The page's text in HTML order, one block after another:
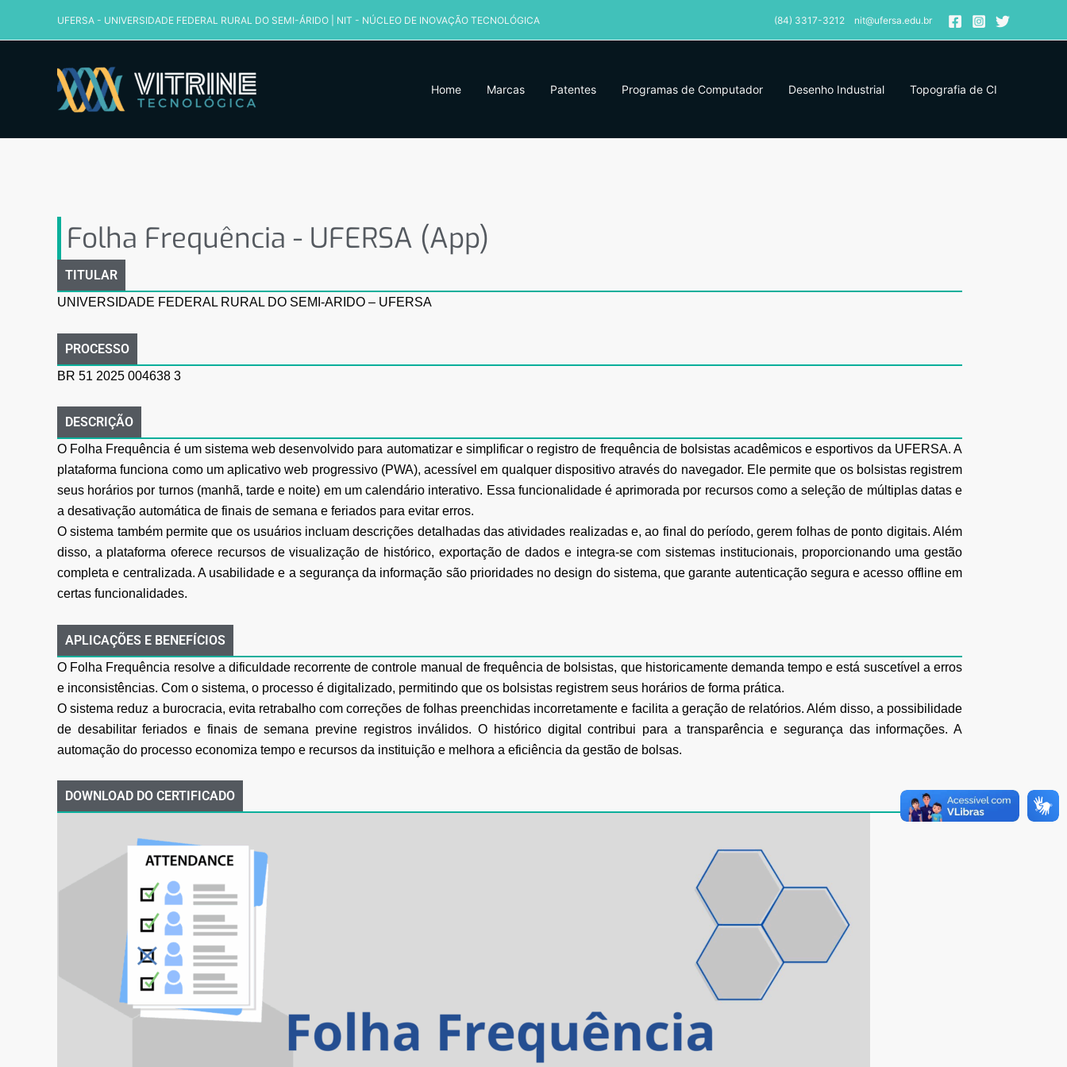
UFERSA - UNIVERSIDADE FEDERAL RURAL DO SEMI-ÁRIDO NIT - NÚCLEO DE INOVAÇÃO TECNOLÓGICA (84) 3317-3212 nit@ufersa.edu.br
Home Marcas Patentes Programas de Computador Desenho Industrial Topografia de CI
Folha Frequência - UFERSA (App)
TITULAR
UNIVERSIDADE FEDERAL RURAL DO SEMI-ARIDO – UFERSA
PROCESSO
BR 51 2025 004638 3
DESCRIÇÃO
O Folha Frequência é um sistema web desenvolvido para automatizar e simplificar o registro de frequência de bolsistas acadêmicos e esportivos da UFERSA. A
plataforma funciona como um aplicativo web progressivo (PWA), acessível em qualquer dispositivo através do navegador. Ele permite que os bolsistas registrem
seus horários por turnos (manhã, tarde e noite) em um calendário interativo. Essa funcionalidade é aprimorada por recursos como a seleção de múltiplas datas e
a desativação automática de finais de semana e feriados para evitar erros.
O sistema também permite que os usuários incluam descrições detalhadas das atividades realizadas e, ao final do período, gerem folhas de ponto digitais. Além
disso, a plataforma oferece recursos de visualização de histórico, exportação de dados e integra-se com sistemas institucionais, proporcionando uma gestão
completa e centralizada. A usabilidade e a segurança da informação são prioridades no design do sistema, que garante autenticação segura e acesso offline em
certas funcionalidades.
APLICAÇÕES E BENEFÍCIOS
O Folha Frequência resolve a dificuldade recorrente de controle manual de frequência de bolsistas, que historicamente demanda tempo e está suscetível a erros
e inconsistências. Com o sistema, o processo é digitalizado, permitindo que os bolsistas registrem seus horários de forma prática.
O sistema reduz a burocracia, evita retrabalho com correções de folhas preenchidas incorretamente e facilita a geração de relatórios. Além disso, a possibilidade
de desabilitar feriados e finais de semana previne registros inválidos. O histórico digital contribui para a transparência e segurança das informações. A
automação do processo economiza tempo e recursos da instituição e melhora a eficiência da gestão de bolsas.
DOWNLOAD DO CERTIFICADO